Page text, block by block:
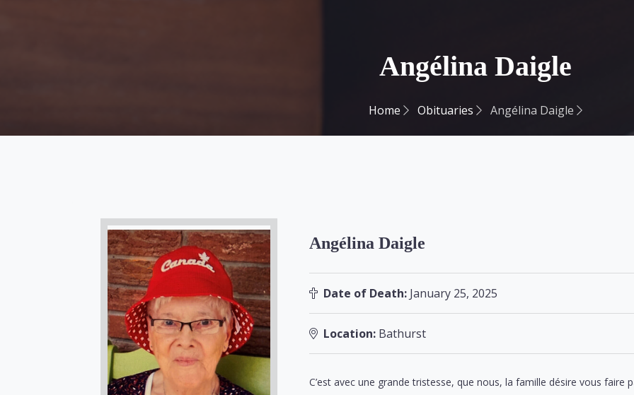
Angélina Daigle
Home Obituaries Angélina Daigle
Angélina Daigle
Date of Death: January 25, 2025
Location: Bathurst
C’est avec une grande tristesse, que nous, la famille désire vous faire